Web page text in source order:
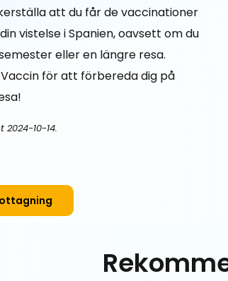
att du får de vaccinationer
vistelse i Spanien, oavsett om du
eller en längre resa.
för att förbereda dig på
10-14.